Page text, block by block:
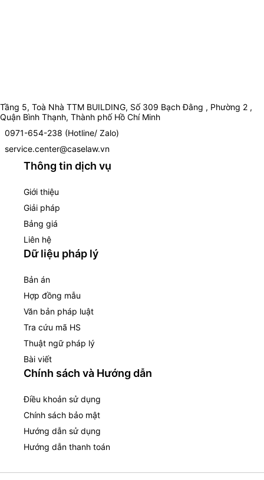
Tầng 5, Toà Nhà TTM BUILDING, Số 309 Bạch Đằng , Phường 2 ,
Quận Bình Thạnh, Thành phố Hồ Chí Minh
0971-654-238 (Hotline/ Zalo)
service.center@caselaw.vn
Thông tin dịch vụ
Giới thiệu
Giải pháp
Bảng giá
Liên hệ
Dữ liệu pháp lý
Bản án
Hợp đồng mẫu
Văn bản pháp luật
Tra cứu mã HS
Thuật ngữ pháp lý
Bài viết
Chính sách và Hướng dẫn
Điều khoản sử dụng
Chính sách bảo mật
Hướng dẫn sử dụng
Hướng dẫn thanh toán